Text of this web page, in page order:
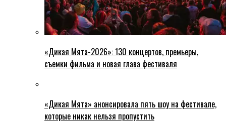
«Дикая Мята-2026»: 130 концертов, премьеры,
съемки фильма и новая глава фестиваля
«Дикая Мята» анонсировала пять шоу на фестивале,
которые никак нельзя пропустить